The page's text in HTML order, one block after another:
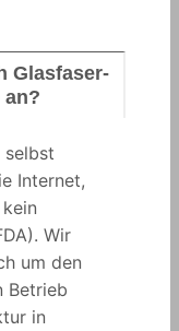
Glasfaser-
an?
selbst
Internet,
Wir
um den
Betrieb
in